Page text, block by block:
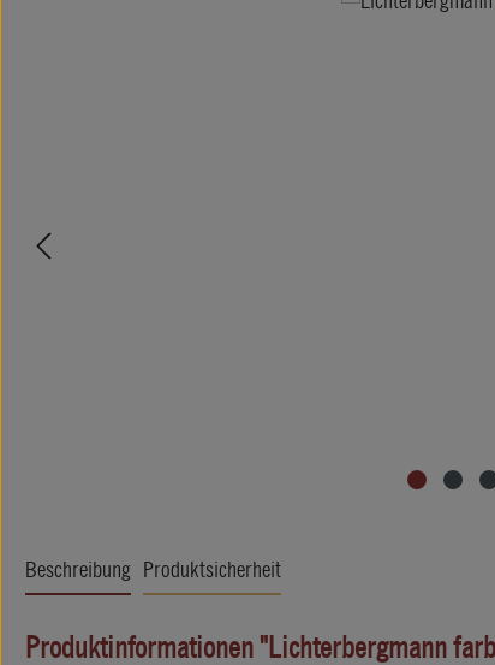
Beschreibung Produktsicherheit
Produktinformationen "Lichterbergmann